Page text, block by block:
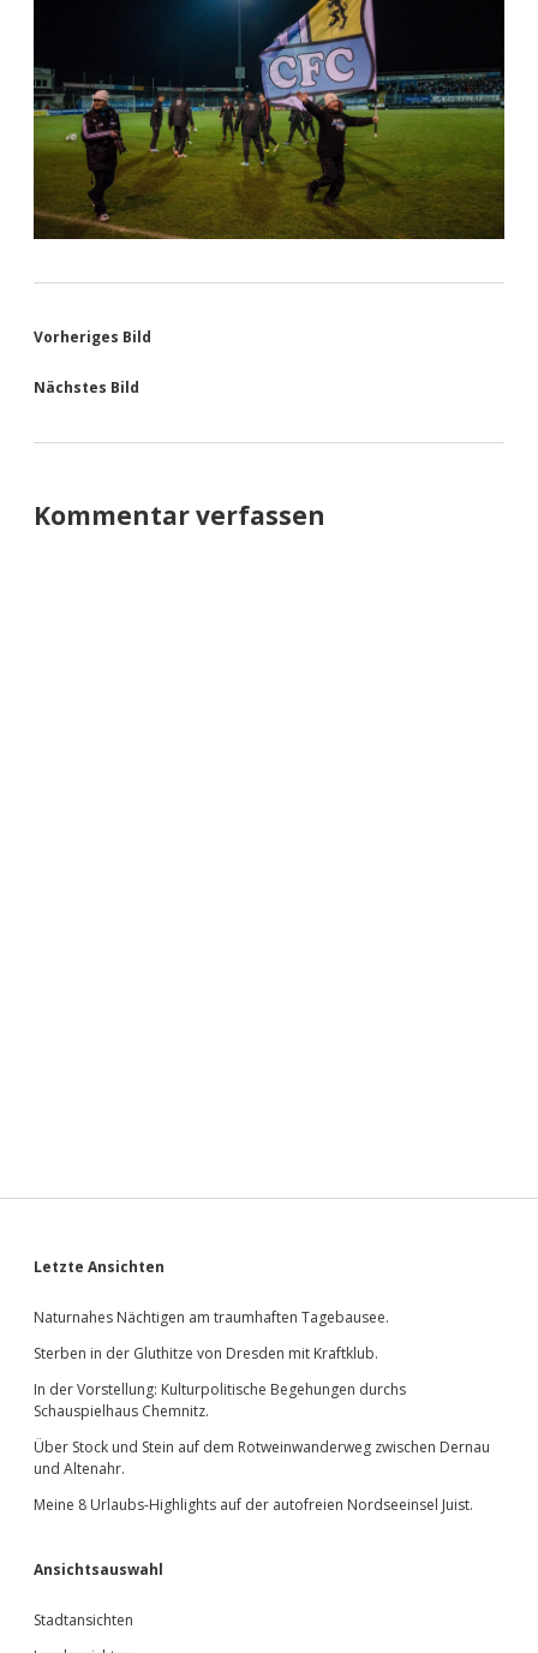
Vorheriges Bild
Nächstes Bild
Kommentar verfassen
Sidebar
Letzte Ansichten
Naturnahes Nächtigen am traumhaften Tagebausee.
Sterben in der Gluthitze von Dresden mit Kraftklub.
In der Vorstellung: Kulturpolitische Begehungen durchs
Schauspielhaus Chemnitz.
Über Stock und Stein auf dem Rotweinwanderweg zwischen Dernau
und Altenahr.
Meine 8 Urlaubs-Highlights auf der autofreien Nordseeinsel Juist.
Ansichtsauswahl
Stadtansichten